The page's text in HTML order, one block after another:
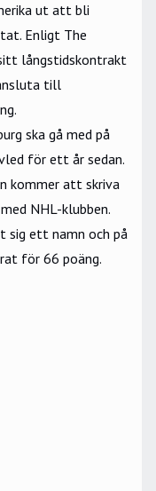
ut att bli
Enligt The
långstidskontrakt
till
ska gå med på
för ett år sedan.
kommer att skriva
NHL-klubben.
sig ett namn och på
för 66 poäng.